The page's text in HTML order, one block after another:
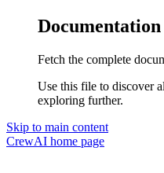
Fetch the complete
Use this file to discover
exploring further.
Skip to main content
CrewAI home page